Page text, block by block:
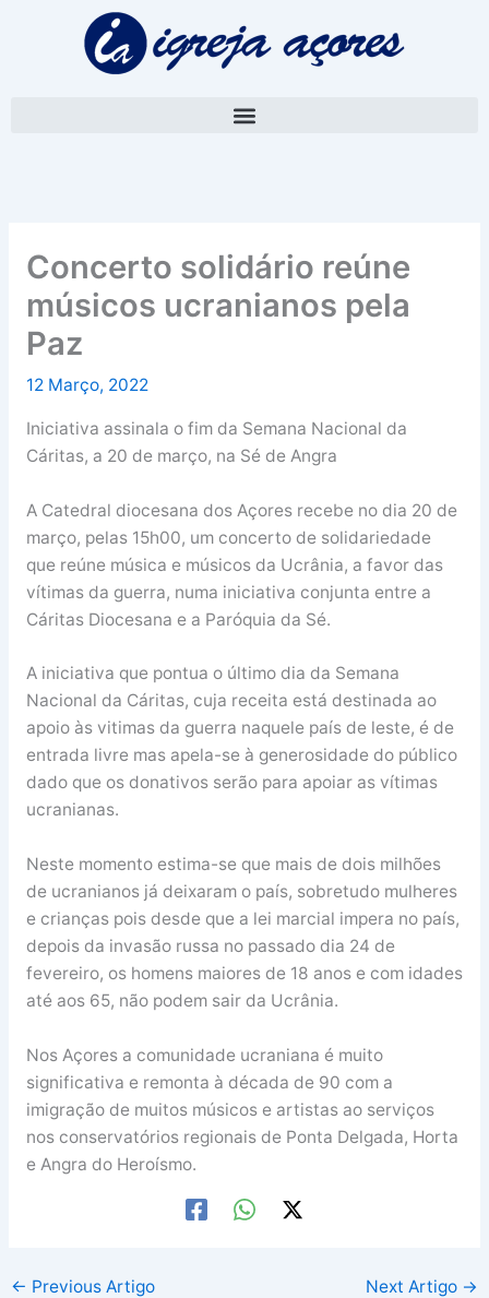
Concerto solidário reúne
músicos ucranianos pela
Paz
12 Março, 2022
Iniciativa assinala o fim da Semana Nacional da
Cáritas, a 20 de março, na Sé de Angra
A Catedral diocesana dos Açores recebe no dia 20 de
março, pelas 15h00, um concerto de solidariedade
que reúne música e músicos da Ucrânia, a favor das
vítimas da guerra, numa iniciativa conjunta entre a
Cáritas Diocesana e a Paróquia da Sé.
A iniciativa que pontua o último dia da Semana
Nacional da Cáritas, cuja receita está destinada ao
apoio às vitimas da guerra naquele país de leste, é de
entrada livre mas apela-se à generosidade do público
dado que os donativos serão para apoiar as vítimas
ucranianas.
Neste momento estima-se que mais de dois milhões
de ucranianos já deixaram o país, sobretudo mulheres
e crianças pois desde que a lei marcial impera no país,
depois da invasão russa no passado dia 24 de
fevereiro, os homens maiores de 18 anos e com idades
até aos 65, não podem sair da Ucrânia.
Nos Açores a comunidade ucraniana é muito
significativa e remonta à década de 90 com a
imigração de muitos músicos e artistas ao serviços
nos conservatórios regionais de Ponta Delgada, Horta
e Angra do Heroísmo.
← Previous Artigo Next Artigo →